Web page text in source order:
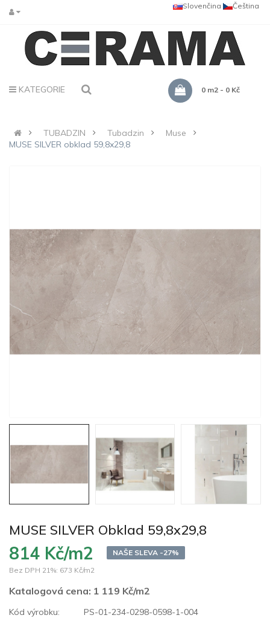
Čeština
Slovenčina
KATEGORIE 0 m2 - 0 Kč
TUBADZIN Tubadzin
Muse
MUSE SILVER obklad 59,8x29,8
MUSE SILVER Obklad 59,8x29,8
814 Kč/m2
NAŠE SLEVA -27%
Bez DPH 21%: 673 Kč/m2
Katalogová cena: 1 119 Kč/m2
Kód výrobku:
PS-01-234-0298-0598-1-004